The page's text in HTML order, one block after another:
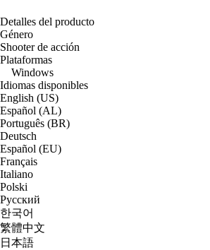
Detalles del producto
Género
Shooter de acción
Plataformas
Windows
Idiomas disponibles
English (US)
Español (AL)
Português (BR)
Deutsch
Español (EU)
Français
Italiano
Polski
Русский
한국어
繁體中文
日本語